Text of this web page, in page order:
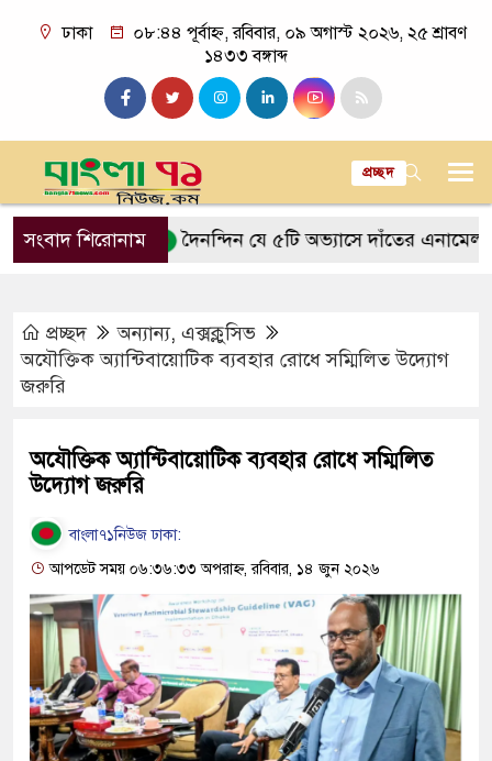
ঢাকা
০৮:৪৪ পূর্বাহ্ন, রবিবার, ০৯ অগাস্ট ২০২৬, ২৫ শ্রাবণ
১৪৩৩ বঙ্গাব্দ
প্রচ্ছদ
সংবাদ শিরোনাম
আসে দৈনন্দিন যে ৫টি অভ্যাসে দাঁতের এনামেল ক্ষয় হয়
প্রচ্ছদ অন্যান্য, এক্সক্লুসিভ
অযৌক্তিক অ্যান্টিবায়োটিক ব্যবহার রোধে সম্মিলিত উদ্যোগ
জরুরি
অযৌক্তিক অ্যান্টিবায়োটিক ব্যবহার রোধে সম্মিলিত
উদ্যোগ জরুরি
বাংলা৭১নিউজ ঢাকা:
আপডেট সময় ০৬:৩৬:৩৩ অপরাহ্ন, রবিবার, ১৪ জুন ২০২৬